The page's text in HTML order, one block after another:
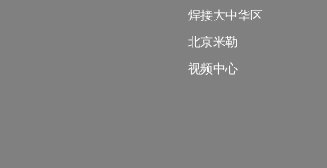
焊接大中华区
北京米勒
视频中心